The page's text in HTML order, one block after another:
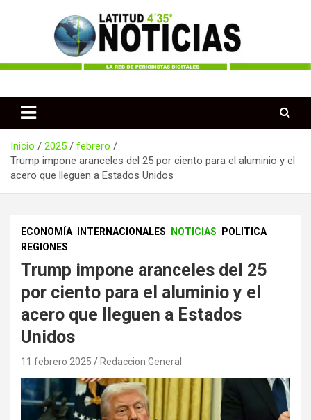
Latitud 435 Noticias
Inicio 2025
febrero
Trump impone aranceles del 25 por ciento para el aluminio y el
acero que lleguen a Estados Unidos
ECONOMÍA INTERNACIONALES NOTICIAS
POLITICA
REGIONES
Trump impone aranceles del 25
por ciento para el aluminio y el
acero que lleguen a Estados
Unidos
11 febrero 2025 Redaccion General